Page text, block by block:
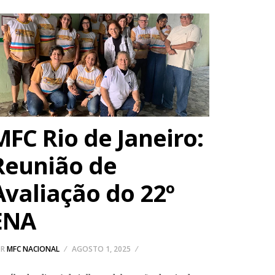
Rio de Janeiro:
de
do 22º
MFC NACIONAL AGOSTO 1, 2025